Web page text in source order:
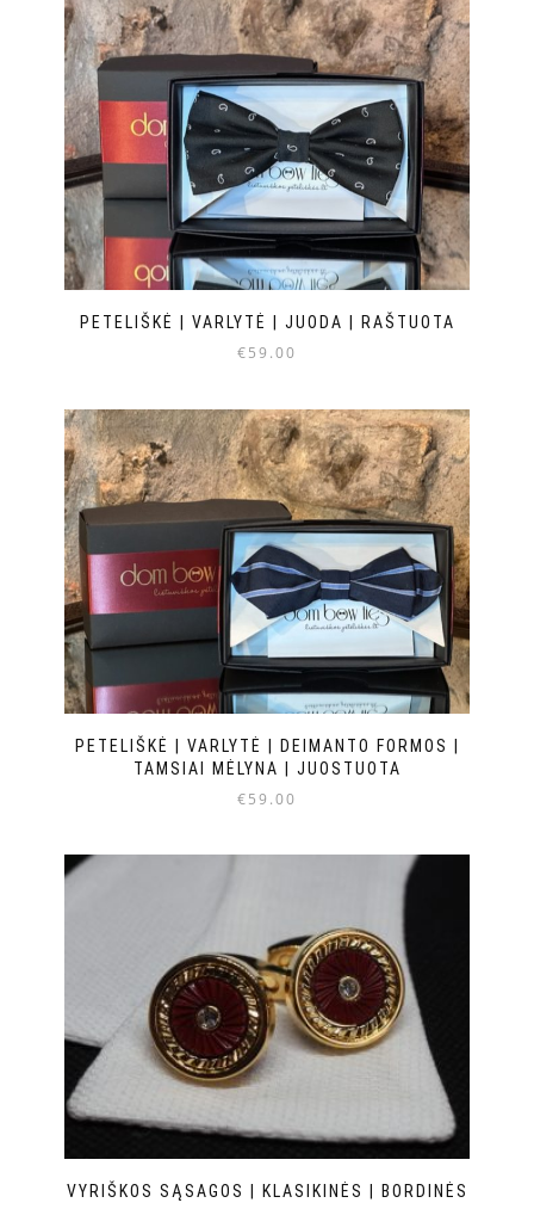
PETELIŠKĖ | VARLYTĖ | JUODA | RAŠTUOTA
€59.00
PETELIŠKĖ | VARLYTĖ | DEIMANTO FORMOS |
TAMSIAI MĖLYNA | JUOSTUOTA
€59.00
VYRIŠKOS SĄSAGOS | KLASIKINĖS | BORDINĖS